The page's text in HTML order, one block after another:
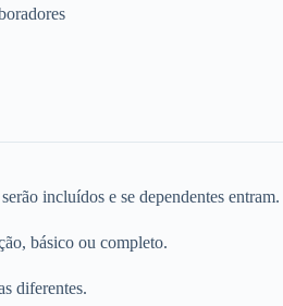
incluídos e se dependentes entram.
básico ou completo.
diferentes.